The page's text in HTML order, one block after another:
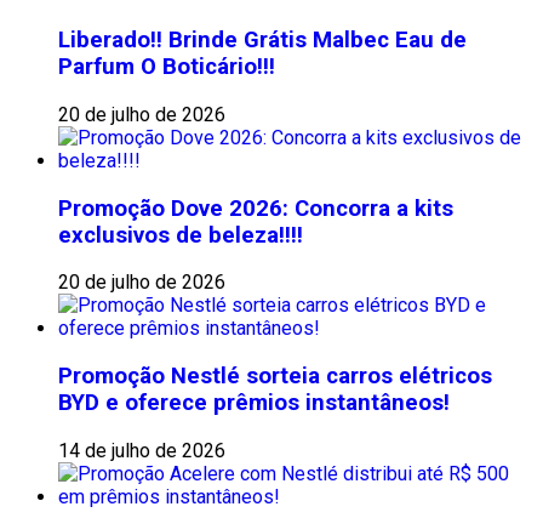
Liberado!! Brinde Grátis Malbec Eau de
Parfum O Boticário!!!
20 de julho de 2026
Promoção Dove 2026: Concorra a kits
exclusivos de beleza!!!!
20 de julho de 2026
Promoção Nestlé sorteia carros elétricos
BYD e oferece prêmios instantâneos!
14 de julho de 2026